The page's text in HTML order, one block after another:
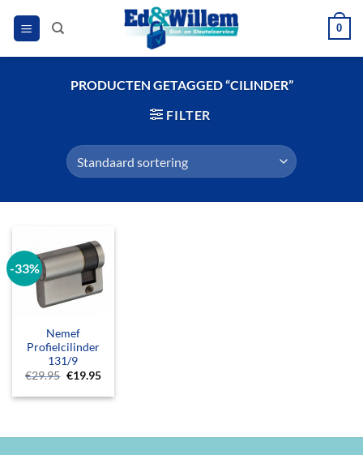
naar
0
PRODUCTEN GETAGGED “CILINDER”
FILTER
-33%
Nemef
Profielcilinder
131/9
€29.95 Oorspronkelijke
was:
€19.95Huidige
is: